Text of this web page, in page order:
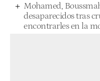
Mohamed,
desaparecidos tras
encontrarles en la